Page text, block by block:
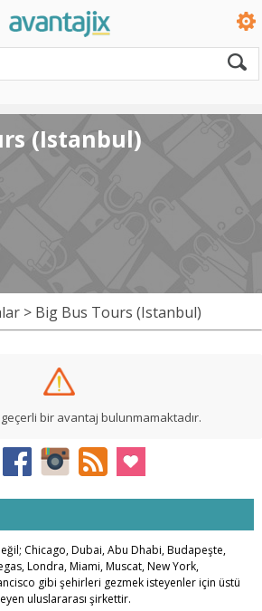
(Istanbul)
> Big Bus Tours (Istanbul)
bir avantaj bulunmamaktadır.
Chicago, Dubai, Abu Dhabi, Budapeşte,
Londra, Miami, Muscat, New York,
gibi şehirleri gezmek isteyenler için üstü
uluslararası şirkettir.